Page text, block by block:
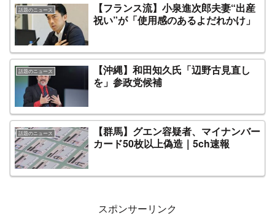
話題のニュース
【フランス流】小泉進次郎夫妻“出産
祝い”が「使用感のあるよだれかけ」
話題のニュース
【沖縄】和田知久氏「辺野古見直し
を」参政党候補
話題のニュース
【群馬】グエン容疑者、マイナンバー
カード50枚以上偽造｜5ch速報
スポンサーリンク